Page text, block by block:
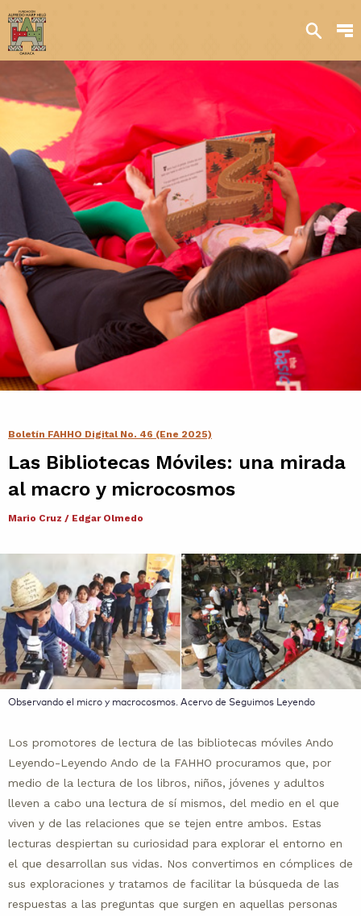
Sobre nosotros
Transparencia
Qué hacemos
Iniciativas
Acervos y
colecciones
Contacto
Agenda
Noticias
Boletín FAHHO Digital No. 46 (Ene 2025)
Las Bibliotecas Móviles: una mirada
al macro y microcosmos
Mario Cruz / Edgar Olmedo
Observando el micro y macrocosmos. Acervo de Seguimos Leyendo
Los promotores de lectura de las bibliotecas móviles Ando
Leyendo-Leyendo Ando de la FAHHO procuramos que, por
medio de la lectura de los libros, niños, jóvenes y adultos
lleven a cabo una lectura de sí mismos, del medio en el que
viven y de las relaciones que se tejen entre ambos. Estas
lecturas despiertan su curiosidad para explorar el entorno en
el que desarrollan sus vidas. Nos convertimos en cómplices de
sus exploraciones y tratamos de facilitar la búsqueda de las
respuestas a las preguntas que surgen en aquellas personas